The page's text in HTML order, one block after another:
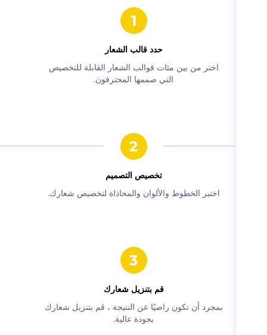
حدد قالب الشعار
‫اختر من بين مئات قوالب الشعار القابلة للتخصيص
التي صممها المحترفون.‬
‫تخصيص التصميم‬
‫اختبر الخطوط والألوان والمحاذاة لتخصيص شعارك.‬
‫قم بتنزيل شعارك‬
‫بمجرد أن تكون راضيًا عن النتيجة ، قم بتنزيل شعارك
بجودة عالية.‬